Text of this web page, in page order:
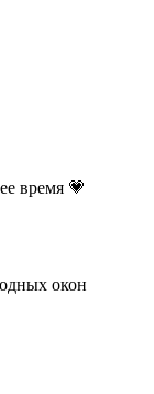
время 💗
окон